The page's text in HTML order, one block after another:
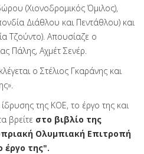
(Χιονοδρομικός Όμιλος),
Διάθλου και Πεντάθλου) και
Τζούντο). Απουσίαζε ο
Πάλης, Αχμέτ Σενέρ.
ο Στέλιος Γκαράνης και
της ΚΟΕ, το έργο της και
βρείτε στο βιβλίο της
Ολυμπιακή Επιτροπή
έργο της".